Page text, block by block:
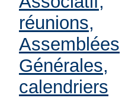
réunions,
Assemblées
Générales,
calendriers